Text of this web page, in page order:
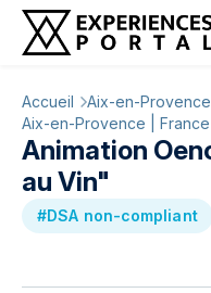
Accueil Aix-en-Provence
Aix-en-Provence | France
Animation
au Vin"
#DSA non-compliant